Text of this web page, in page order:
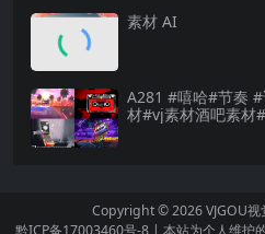
素材 AI
A281 #嘻哈#节奏
材#vj素材酒吧素材
Copyright © 2026VJGOU视
黔ICP备17003460号-8| 本站为个人维护